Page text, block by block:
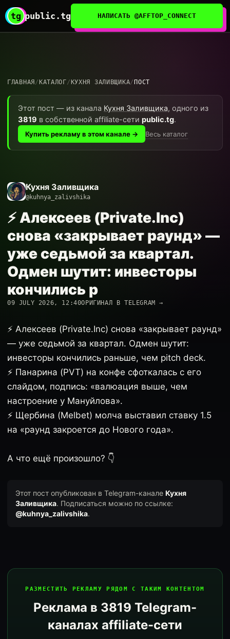
tg public.tg НАПИСАТЬ @AFFTOP_CONNECT
ГЛАВНАЯ / КАТАЛОГ/ КУХНЯ ЗАЛИВЩИКА/ ПОСТ
Этот пост — из канала Кухня Заливщика, одного из
3819 в собственной affiliate-сети public.tg.
Купить рекламу в этом канале → Весь каталог
Кухня Заливщика
@kuhnya_zalivshika
⚡️ Алексеев (Private.Inc)
снова «закрывает раунд» —
уже седьмой за квартал.
Одмен шутит: инвесторы
кончились р
09 JULY 2026, 12:40ОРИГИНАЛ В TELEGRAM →
⚡️ Алексеев (Private.Inc) снова «закрывает раунд»
— уже седьмой за квартал. Одмен шутит:
инвесторы кончились раньше, чем pitch deck.
⚡️ Панарина (PVT) на конфе сфоткалась с его
слайдом, подпись: «валюация выше, чем
настроение у Мануйлова».
⚡️ Щербина (Melbet) молча выставил ставку 1.5
на «раунд закроется до Нового года».
А что ещё произошло? 👇
Этот пост опубликован в Telegram-канале Кухня
Заливщика. Подписаться можно по ссылке:
@kuhnya_zalivshika.
РАЗМЕСТИТЬ РЕКЛАМУ РЯДОМ С ТАКИМ КОНТЕНТОМ
Реклама в 3819 Telegram-
каналах affiliate-сети